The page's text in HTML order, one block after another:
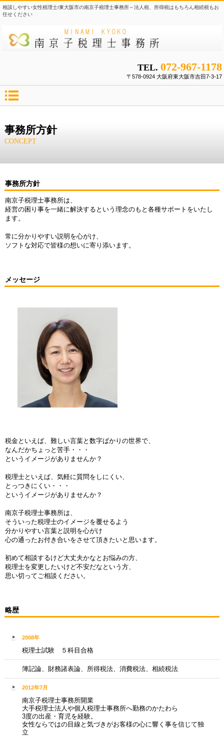
相談しやすい女性税理士/東大阪市の南京子税理士事務所～法人税、所得税はもちろん相続税もお
任せください
TEL. 072-967-1178
〒578-0924 大阪府東大阪市吉田7-3-17
事務所方針
CONCEPT
事務所方針
南京子税理士事務所は、
経営の困り事を一緒に解決するという理念のもと各種サポートをいたし
ます。
常に分かりやすい説明を心がけ、
ソフトな対応で皆様の想いに寄り添います。
メッセージ
税金といえば、難しい言葉と数字ばかりの世界で、
なんだかちょっと苦手・・・
というイメージがありませんか？
税理士といえば、気軽に質問をしにくい、
とっつきにくい・・・
というイメージがありませんか？
南京子税理士事務所は、
そういった税理士のイメージを覆せるよう
分かりやすい言葉と説明を心がけ
心の通ったお付き合いをさせて頂きたいと思います。
初めて相談するけど大丈夫かなとお悩みの方、
税理士を変更したいけど不安だなという方、
思い切ってご相談ください。
略歴
2008年
税理士試験 ５科目合格
簿記論、財務諸表論、所得税法、消費税法、相続税法
2012年7月
南京子税理士事務所開業
大手税理士法人や個人税理士事務所へ勤務のかたわら
3度の出産・育児を経験。
女性ならではの目線と気づきがお客様の心に響く事を信じて独
立